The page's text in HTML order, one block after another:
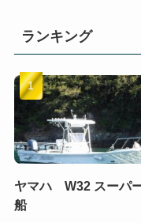
ランキング
ヤマハ W32 スーパ
船